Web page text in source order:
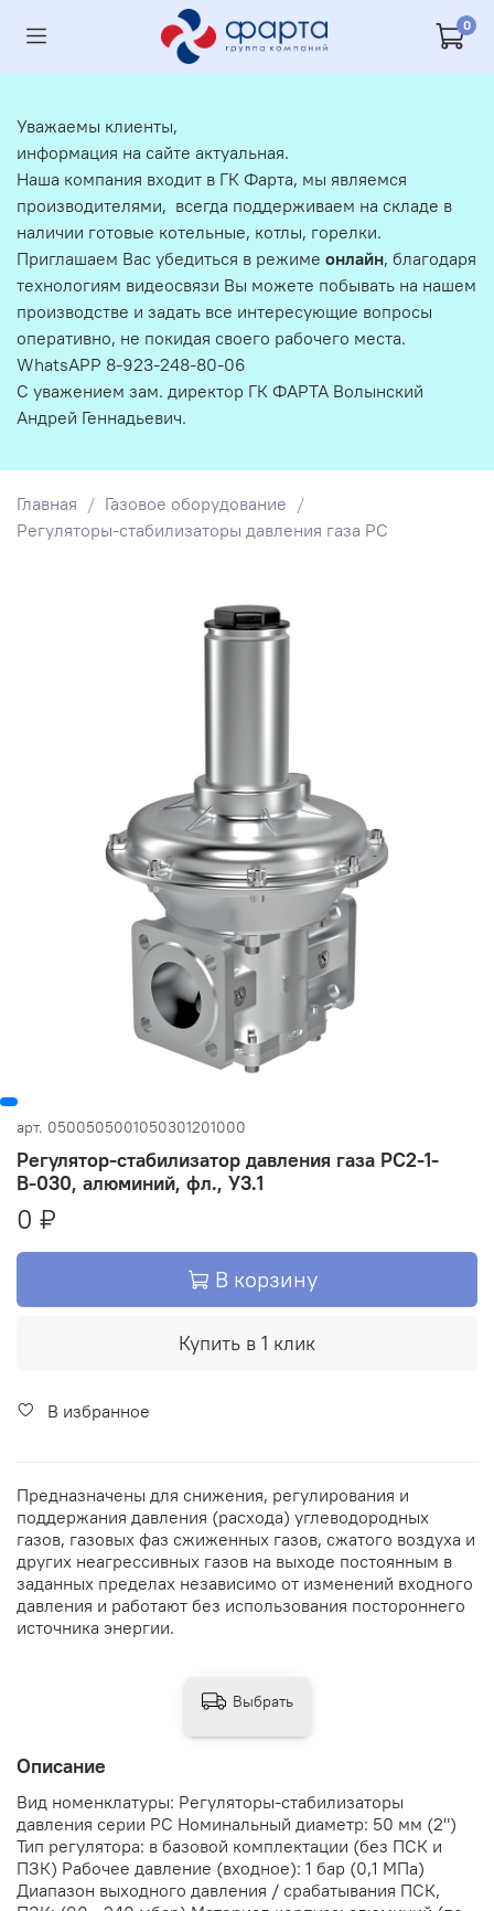
0
Главная
Газовое оборудование
Регуляторы-стабилизаторы давления газа РС
арт. 0500505001050301201000
Регулятор-стабилизатор давления газа РС2-1-
В-030, алюминий, фл., У3.1
0 ₽
В корзину
Купить в 1 клик
В избранное
Предназначены для снижения, регулирования и
поддержания давления (расхода) углеводородных
газов, газовых фаз сжиженных газов, сжатого воздуха и
других неагрессивных газов на выходе постоянным в
заданных пределах независимо от изменений входного
давления и работают без использования постороннего
источника энергии.
Описание
Вид номенклатуры: Регуляторы-стабилизаторы
давления серии РС Номинальный диаметр: 50 мм (2")
Тип регулятора: в базовой комплектации (без ПСК и
ПЗК) Рабочее давление (входное): 1 бар (0,1 МПа)
Диапазон выходного давления / срабатывания ПСК,
Выбрать
Уважаемы клиенты,
информация на сайте актуальная.
Наша компания входит в ГК Фарта, мы являемся
производителями, всегда поддерживаем на складе в
наличии готовые котельные, котлы, горелки.
Приглашаем Вас убедиться в режиме онлайн, благодаря
технологиям видеосвязи Вы можете побывать на нашем
производстве и задать все интересующие вопросы
оперативно, не покидая своего рабочего места.
WhatsAPP 8-923-248-80-06
С уважением зам. директор ГК ФАРТА Волынский
Андрей Геннадьевич.